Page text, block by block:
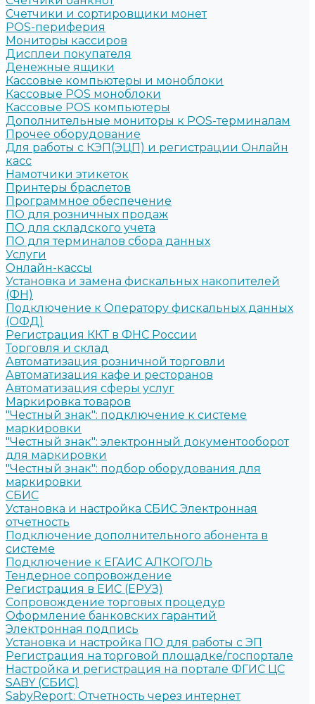
Счетчики и сортировщики монет
POS-периферия
Мониторы кассиров
Дисплеи покупателя
Денежные ящики
Кассовые компьютеры и моноблоки
Кассовые POS моноблоки
Кассовые POS компьютеры
Дополнительные мониторы к POS-терминалам
Прочее оборудование
Для работы с КЭП(ЭЦП) и регистрации Онлайн
касс
Намотчики этикеток
Принтеры браслетов
Программное обеспечение
ПО для розничных продаж
ПО для складского учета
ПО для терминалов сбора данных
Услуги
Онлайн-кассы
Установка и замена фискальных накопителей
(ФН)
Подключение к Оператору фискальных данных
(ОФД)
Регистрация ККТ в ФНС России
Торговля и склад
Автоматизация розничной торговли
Автоматизация кафе и ресторанов
Автоматизация сферы услуг
Маркировка товаров
"Честный знак": подключение к системе
маркировки
"Честный знак": электронный документооборот
для маркировки
"Честный знак": подбор оборудования для
маркировки
СБИС
Установка и настройка СБИС Электронная
отчетность
Подключение дополнительного абонента в
системе
Подключение к ЕГАИС АЛКОГОЛЬ
Тендерное сопровождение
Регистрация в ЕИС (ЕРУЗ)
Сопровождение торговых процедур
Оформление банковских гарантий
Электронная подпись
Установка и настройка ПО для работы с ЭП
Регистрация на торговой площадке/госпортале
Настройка и регистрация на портале ФГИС ЦС
SABY (СБИС)
SabyReport: Отчетность через интернет